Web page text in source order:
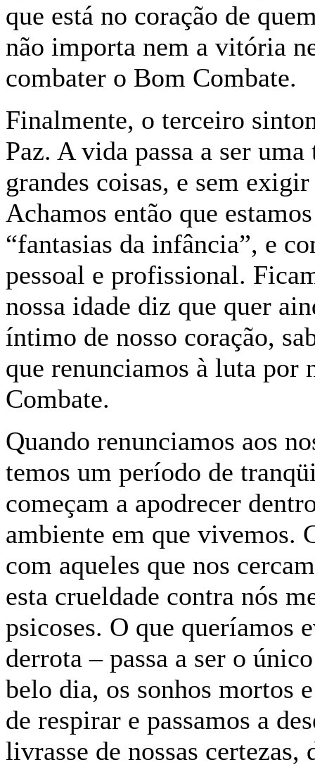
que está no coração de
não importa nem a vitória
combater o Bom Combate.
Finalmente, o terceiro
Paz. A vida passa a ser
grandes coisas, e sem
Achamos então que
“fantasias da infância”, e
pessoal e profissional.
nossa idade diz que quer
íntimo de nosso coração,
que renunciamos à luta por
Combate.
Quando renunciamos aos
temos um período de
começam a apodrecer
ambiente em que vivemos.
com aqueles que nos
esta crueldade contra nós
psicoses. O que queríamos
derrota – passa a ser o
belo dia, os sonhos mortos
de respirar e passamos a
livrasse de nossas certezas,